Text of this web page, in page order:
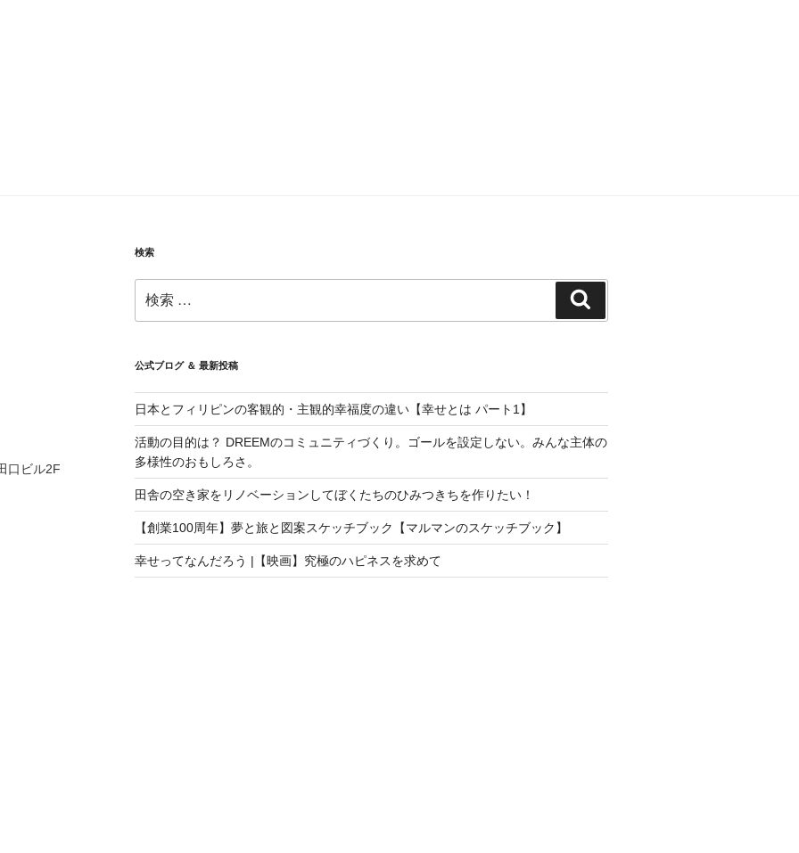
口ビル2F
検索
索:
索
公式ブログ ＆ 最新投稿
日本とフィリピンの客観的・主観的幸福度の違い【幸せとは パート1】
活動の目的は？ DREEMのコミュニティづくり。ゴールを設定しない。みんな主体の
多様性のおもしろさ。
田舎の空き家をリノベーションしてぼくたちのひみつきちを作りたい！
【創業100周年】夢と旅と図案スケッチブック【マルマンのスケッチブック】
幸せってなんだろう |【映画】究極のハピネスを求めて